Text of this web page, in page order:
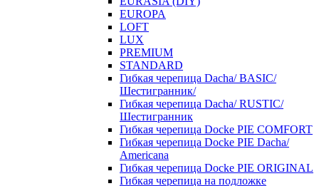
EUROPA
LOFT
LUX
PREMIUM
STANDARD
Гибкая черепица Dacha/ BASIC/
Шестигранник/
Гибкая черепица Dacha/ RUSTIC/
Шестигранник
Гибкая черепица Docke PIE COMFORT
Гибкая черепица Docke PIE Dacha/
Americana
Гибкая черепица Docke PIE ОRIGINАL
Гибкая черепица на подложке